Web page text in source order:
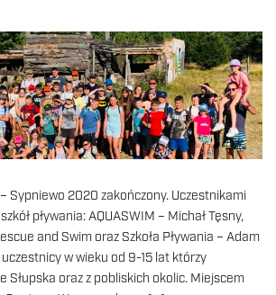
Sypniewo 2020 zakończony. Uczestnikami
pływania: AQUASWIM – Michał Tęsny,
and Swim oraz Szkoła Pływania – Adam
w wieku od 9-15 lat którzy
Słupska oraz z pobliskich okolic. Miejscem